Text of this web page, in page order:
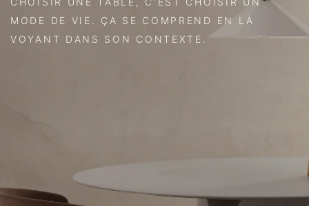
MODE DE VIE. ÇA SE COMPREND EN LA
VOYANT DANS SON CONTEXTE.